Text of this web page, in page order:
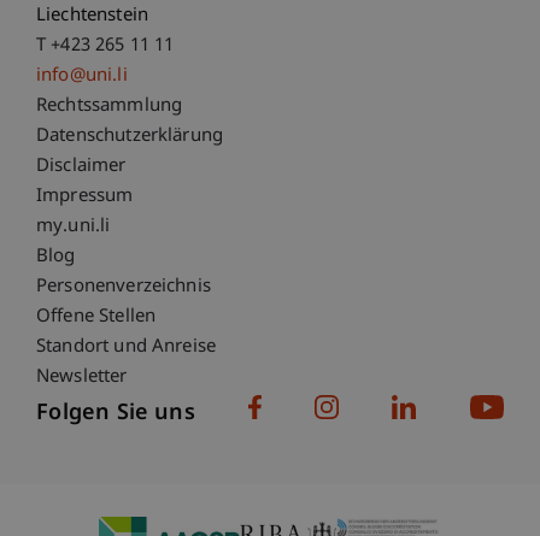
Liechtenstein
T +423 265 11 11
info@uni.li
Fußzeile Rechtliche Hinweise
Rechtssammlung
Datenschutzerklärung
Disclaimer
Impressum
Fußzeile Subdomain-Verzeichnis
my.uni.li
Blog
Personenverzeichnis
Offene Stellen
Standort und Anreise
Newsletter
Folgen Sie uns